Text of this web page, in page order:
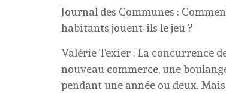
Journal des Communes :
habitants jouent-ils le jeu ?
Valérie Texier : La concurrence
nouveau commerce, une
pendant une année ou deux.